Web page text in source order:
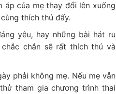
áp của mẹ thay đổi lên xuống
thích thú đấy.
yêu, hay những bài hát ru
chắn sẽ rất thích thú và
phải không mẹ. Nếu mẹ vẫn
tham gia chương trình thai